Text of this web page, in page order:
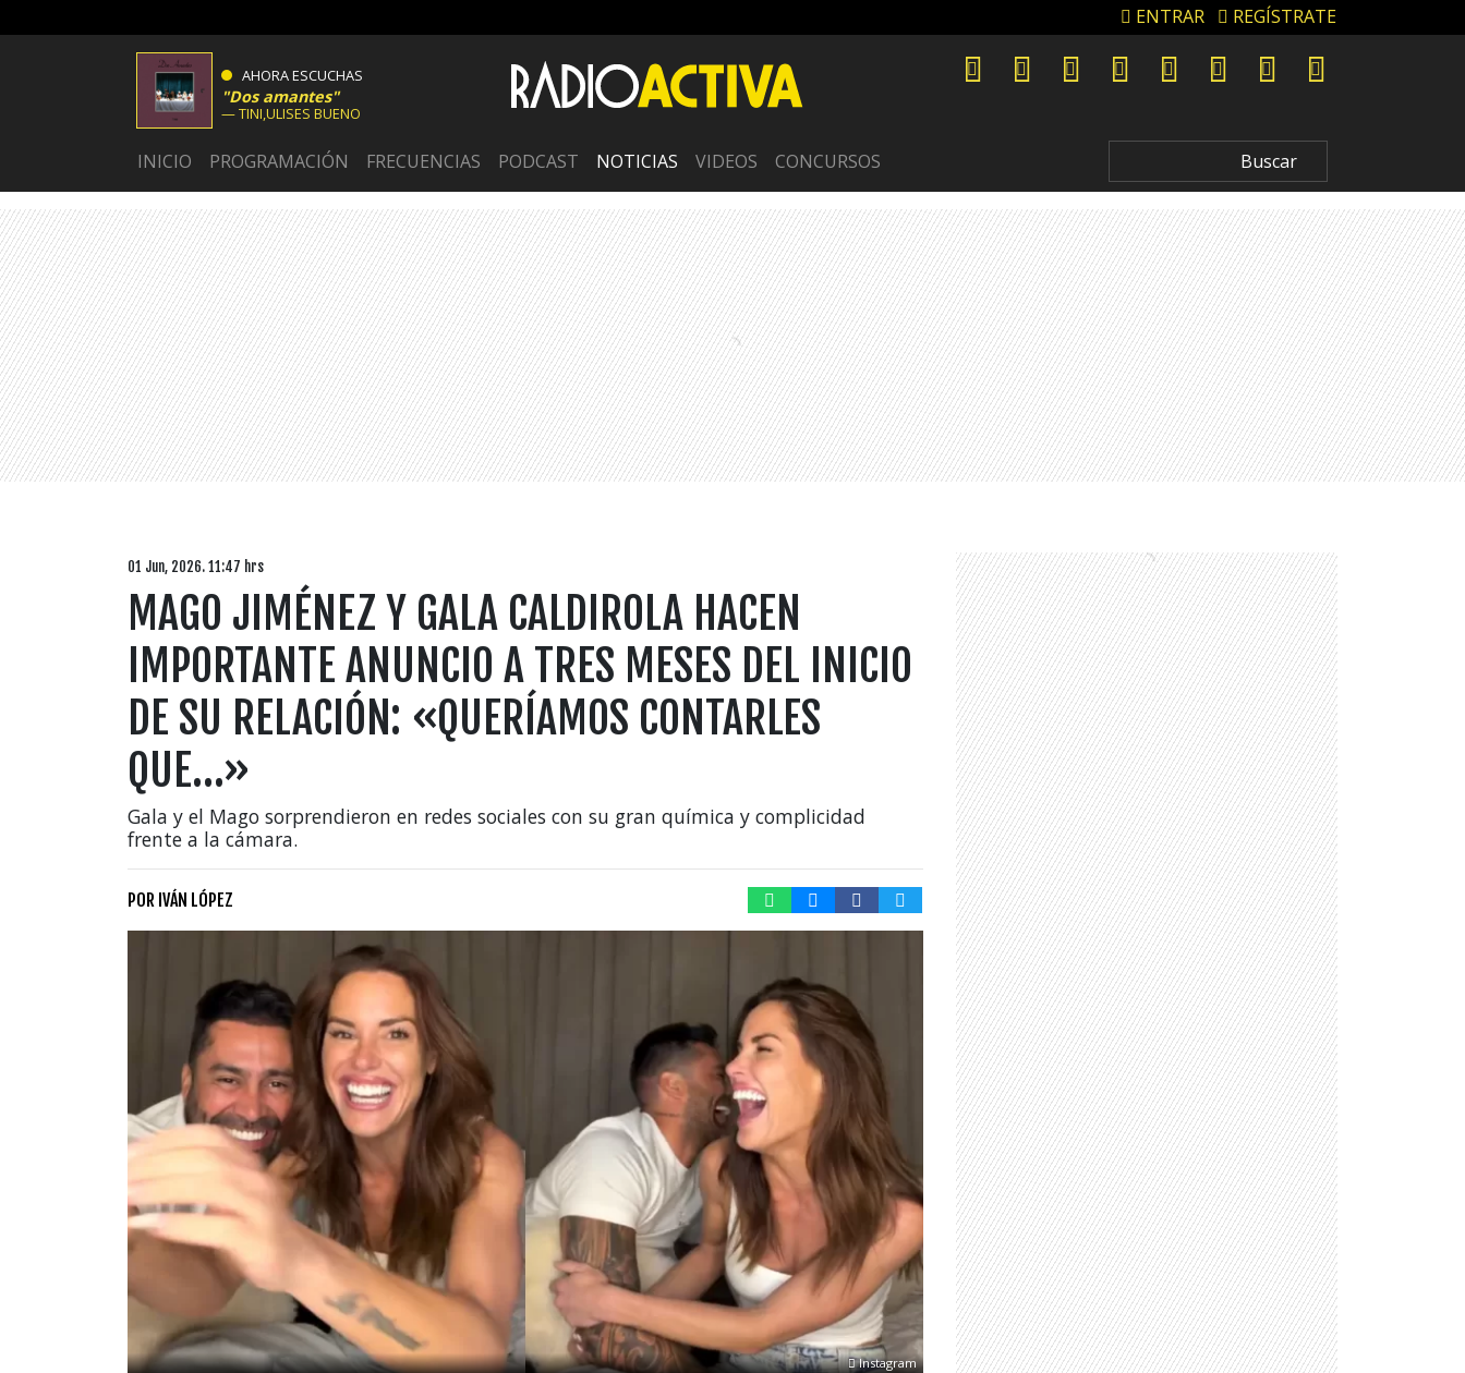
ENTRAR REGÍSTRATE
AHORA ESCUCHAS
Dos amantes
TINI,ULISES BUENO
INICIO PROGRAMACIÓN FRECUENCIAS PODCAST NOTICIAS VIDEOS CONCURSOS
01 Jun, 2026. 11:47 hrs
MAGO JIMÉNEZ Y GALA CALDIROLA HACEN
IMPORTANTE ANUNCIO A TRES MESES DEL INICIO
DE SU RELACIÓN: «QUERÍAMOS CONTARLES
QUE…»
Gala y el Mago sorprendieron en redes sociales con su gran química y complicidad
frente a la cámara.
POR IVÁN LÓPEZ
Instagram